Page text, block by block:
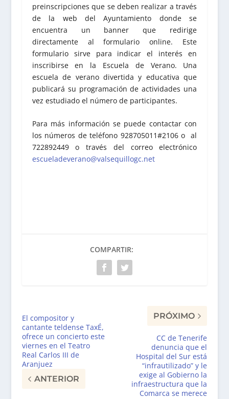
preinscripciones que se deben realizar a través
de la web del Ayuntamiento donde se
encuentra un banner que redirige
directamente al formulario online. Este
formulario sirve para indicar el interés en
inscribirse en la Escuela de Verano. Una
escuela de verano divertida y educativa que
publicará su programación de actividades una
vez estudiado el número de participantes.
Para más información se puede contactar con
los números de teléfono 928705011#2106 o al
722892449 o través del correo electrónico
escueladeverano@valsequillogc.net
COMPARTIR:
El compositor y
cantante teldense TaxÉ,
ofrece un concierto este
viernes en el Teatro
Real Carlos III de
Aranjuez
ANTERIOR
PRÓXIMO
CC de Tenerife
denuncia que el
Hospital del Sur está
“infrautilizado” y le
exige al Gobierno la
infraestructura que la
Comarca se merece